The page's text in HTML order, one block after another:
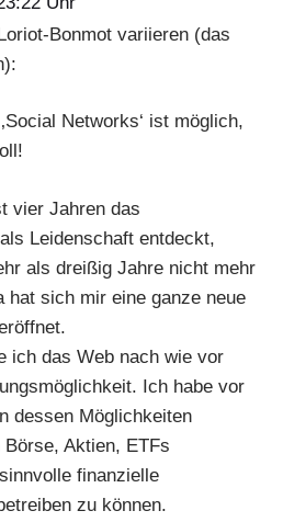
Bonmot variieren (das
Networks‘ ist möglich,
vier Jahren das
Leidenschaft entdeckt,
als dreißig Jahre nicht mehr
hat sich mir eine ganze neue
ich das Web nach wie vor
Ich habe vor
dessen Möglichkeiten
Aktien, ETFs
finanzielle
zu können.